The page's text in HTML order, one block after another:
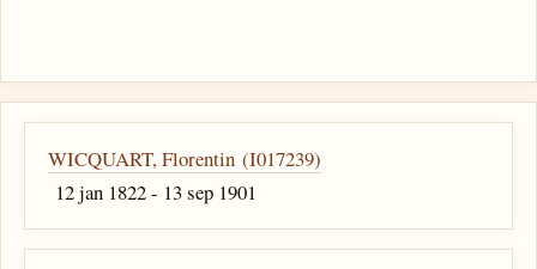
WICQUART, Florentin (I017239)
12 jan 1822 - 13 sep 1901